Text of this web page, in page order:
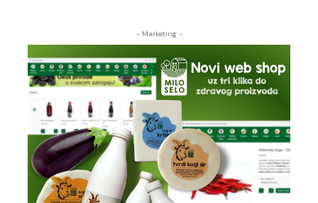
- Marketing -